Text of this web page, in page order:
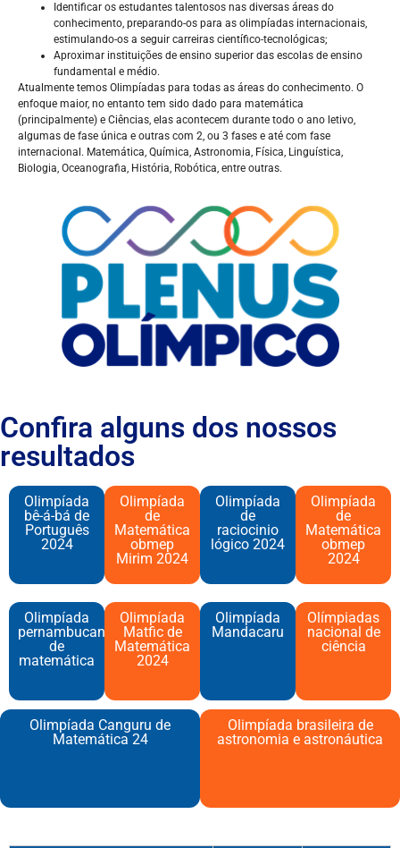
Identificar os estudantes talentosos nas diversas áreas do
conhecimento, preparando-os para as olimpíadas internacionais,
estimulando-os a seguir carreiras científico-tecnológicas;
Aproximar instituições de ensino superior das escolas de ensino
fundamental e médio.
Atualmente temos Olimpíadas para todas as áreas do conhecimento. O
enfoque maior, no entanto tem sido dado para matemática
(principalmente) e Ciências, elas acontecem durante todo o ano letivo,
algumas de fase única e outras com 2, ou 3 fases e até com fase
internacional. Matemática, Química, Astronomia, Física, Linguística,
Biologia, Oceanografia, História, Robótica, entre outras.
Confira alguns dos nossos
resultados
Olimpíada
bê-á-bá de
Português
2024​
Olimpíada
de
Matemática
obmep
Mirim 2024
Olimpíada
de
raciocinio
lógico 2024​
Olimpíada
de
Matemática
obmep
2024
Olimpíada
pernambucana
de
matemática
Olimpíada
Matfic de
Matemática
2024​
Olimpíada
Mandacaru
Olímpiadas
nacional de
ciência
Olimpíada Canguru de
Matemática 24
Olimpíada brasileira de
astronomia e astronáutica